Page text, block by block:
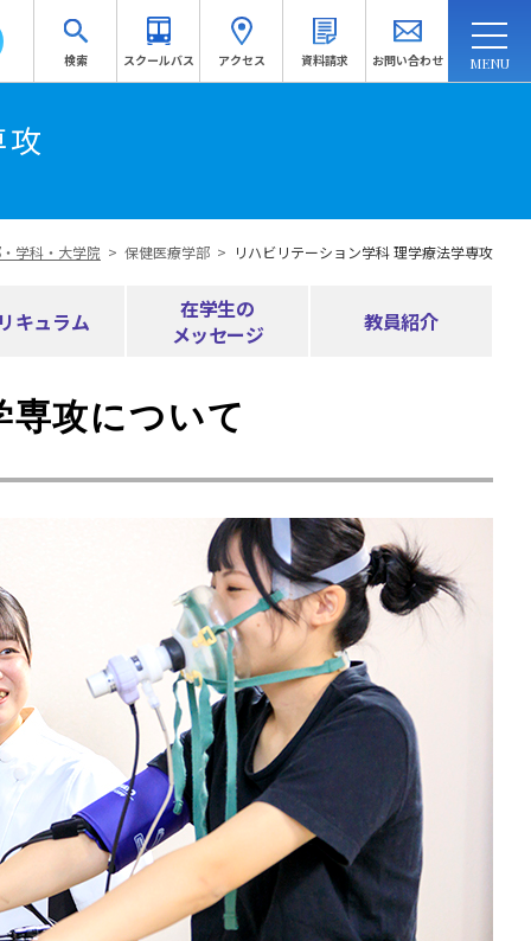
検索 スクールバス アクセス 資料請求 お問い合わせ
学科・大学院 > 保健医療学部 > リハビリテーション学科 理学療法学専攻
キュラム
在学生の
メッセージ
教員紹介
攻について